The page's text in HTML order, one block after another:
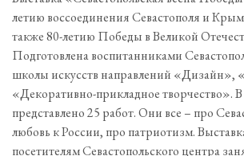
летию воссоединения Севастополя и
также 80-летию Победы в Великой
Подготовлена воспитанниками
школы искусств направлений «Дизайн»,
«Декоративно-прикладное творчество». В
представлено 25 работ. Они все – про
любовь к России, про патриотизм.
посетителям Севастопольского центра